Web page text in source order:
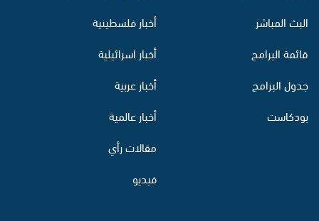
البث المباشر
قائمة البرامج
جدول البرامج
بودكاست
أخبار فلسطينية
أخبار اسرائيلية
أخبار عربية
أخبار عالمية
مقالات رأي
فيديو